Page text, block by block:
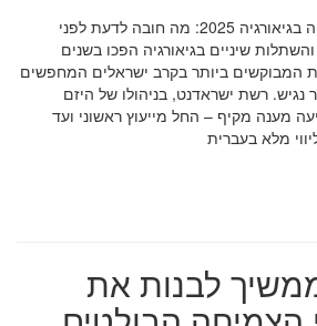
השתלות שיניים ושיקום פה בגיאורגיה 2025: מה חובה לדעת לפני
שיניים בגיאורגיה הפכו בשנים
המבוקשים ביותר בקרב ישראלים המחפשים
נגיש. רשת ישראדנט, בניהולו של היזם
מענה מקיף – החל מייעוץ ראשוני ועד
לבנות את